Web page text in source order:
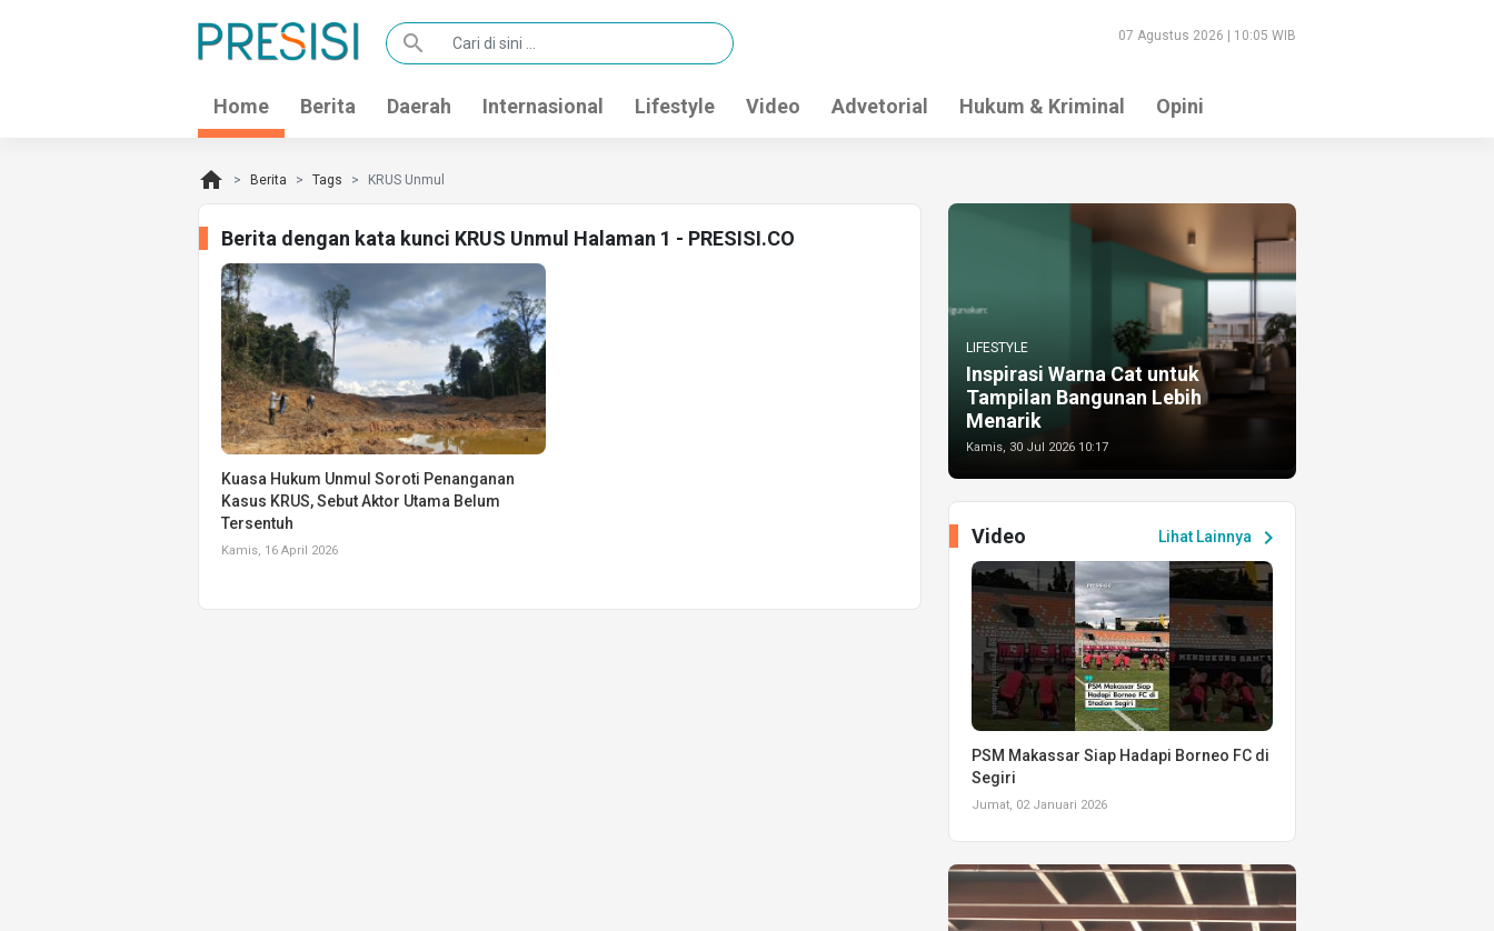
search 07 Agustus 2026 | 10:05 WIB
Home Berita Daerah Internasional Lifestyle Video Advetorial Hukum & Kriminal Opini
home Berita Tags KRUS Unmul
Berita dengan kata kunci KRUS Unmul Halaman 1 - PRESISI.CO
Kuasa Hukum Unmul Soroti Penanganan
Kasus KRUS, Sebut Aktor Utama Belum
Tersentuh
Kamis, 16 April 2026
LIFESTYLE
Inspirasi Warna Cat untuk
Tampilan Bangunan Lebih
Menarik
Kamis, 30 Jul 2026 10:17
Lihat Lainnya chevron_right
Video
PSM Makassar Siap Hadapi Borneo FC di
Segiri
Jumat, 02 Januari 2026